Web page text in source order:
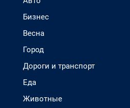
Бизнес
Весна
Город
Дороги и транспорт
Еда
Животные